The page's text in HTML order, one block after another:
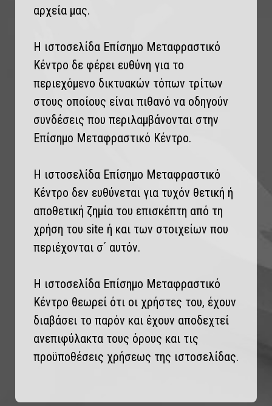
αρχεία μας.
Η ιστοσελίδα Επίσημο Μεταφραστικό
Κέντρο δε φέρει ευθύνη για το
περιεχόμενο δικτυακών τόπων τρίτων
στους οποίους είναι πιθανό να οδηγούν
συνδέσεις που περιλαμβάνονται στην
Επίσημο Μεταφραστικό Κέντρο.
Η ιστοσελίδα Επίσημο Μεταφραστικό
Κέντρο δεν ευθύνεται για τυχόν θετική ή
αποθετική ζημία του επισκέπτη από τη
χρήση του site ή και των στοιχείων που
περιέχονται σ΄ αυτόν.
Η ιστοσελίδα Επίσημο Μεταφραστικό
Κέντρο θεωρεί ότι οι χρήστες του, έχουν
διαβάσει το παρόν και έχουν αποδεχτεί
ανεπιφύλακτα τους όρους και τις
προϋποθέσεις χρήσεως της ιστοσελίδας.